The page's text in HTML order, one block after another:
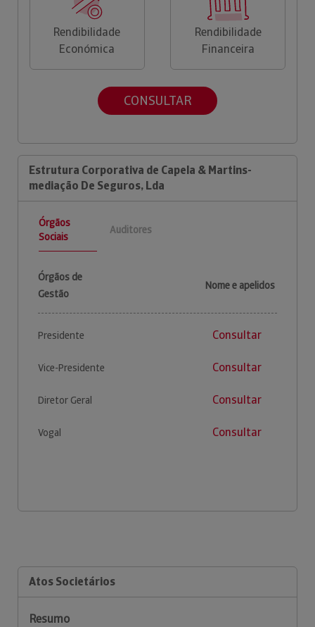
Rendibilidade
Económica
Rendibilidade
Financeira
CONSULTAR
Estrutura Corporativa de Capela & Martins-
mediação De Seguros, Lda
Órgãos
Sociais
Auditores
Órgãos de
Gestão
Nome e apelidos
Presidente Consultar
Vice-Presidente Consultar
Diretor Geral Consultar
Vogal Consultar
Atos Societários
Resumo